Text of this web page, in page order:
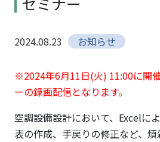
シ
ン
業
ア
売
ミナー
2024.08.23 お知らせ
※2024年6月11日(火) 11:00に開
ーの録画配信となります。
空調設備設計において、Excelに
表の作成、手戻りの修正など、